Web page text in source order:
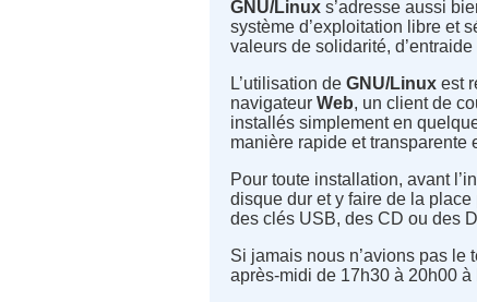
GNU/Linux s’adresse aussi
système d’exploitation libre et
valeurs de solidarité,
L’utilisation deGNU/Linux est
navigateurWeb, un client de
installés simplement en
manière rapide et transparente
Pour toute installation, avant
disque dur et y faire de la
des clés USB, des CD ou des
Si jamais nous n’avions pas le
après-midi de 17h30 à 20h00 à